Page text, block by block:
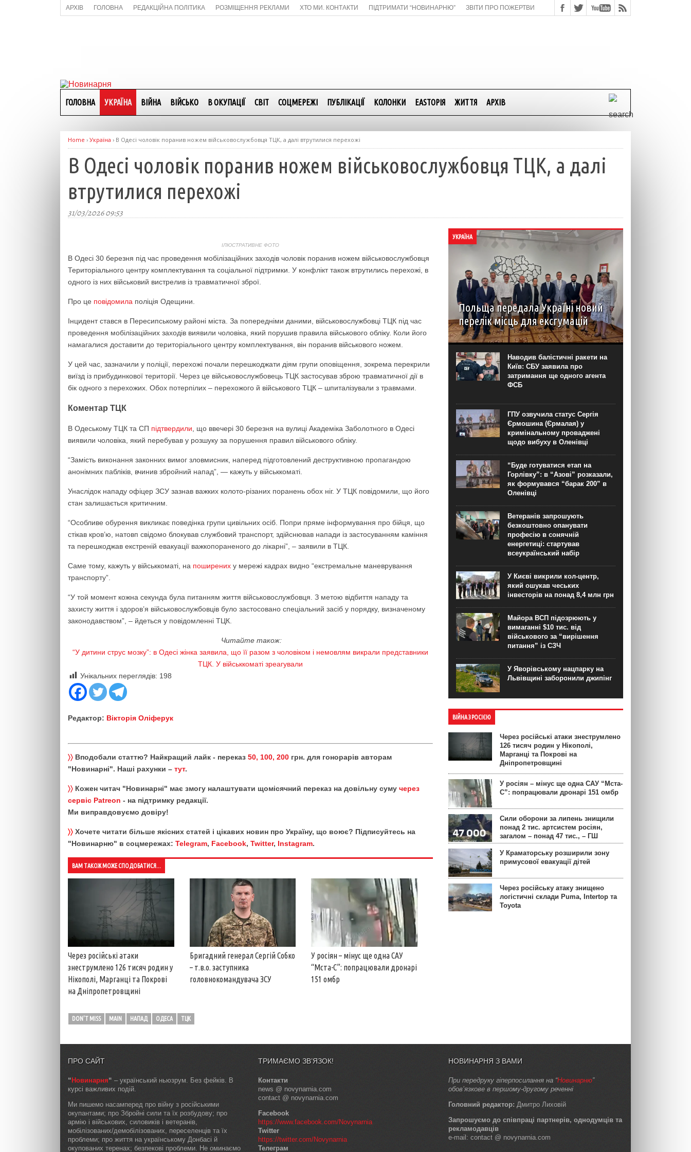
АРХІВ ГОЛОВНА РЕДАКЦІЙНА ПОЛІТИКА РОЗМІЩЕННЯ РЕКЛАМИ ХТО МИ. КОНТАКТИ ПІДТРИМАТИ “НОВИНАРНЮ” ЗВІТИ ПРО ПОЖЕРТВИ
ГОЛОВНА УКРАЇНА ВІЙНА ВІЙСЬКО В ОКУПАЦІЇ СВІТ СОЦМЕРЕЖІ ПУБЛІКАЦІЇ КОЛОНКИ EASTОРІЯ ЖИТТЯ АРХІВ
Home › Україна › В Одесі чоловік поранив ножем військовослужбовця ТЦК, а далі втрутилися перехожі
В Одесі чоловік поранив ножем військовослужбовця ТЦК, а далі
втрутилися перехожі
31/03/2026 09:53
ІЛЮСТРАТИВНЕ ФОТО
В Одесі 30 березня під час проведення мобілізаційних заходів чоловік поранив ножем військовослужбовця
Територіального центру комплектування та соціальної підтримки. У конфлікт також втрутились перехожі, в
одного із них військовий вистрелив із травматичної зброї.
Про це повідомила поліція Одещини.
Інцидент стався в Пересипському районі міста. За попередніми даними, військовослужбовці ТЦК під час
проведення мобілізаційних заходів виявили чоловіка, який порушив правила військового обліку. Коли його
намагалися доставити до територіального центру комплектування, він поранив військового ножем.
У цей час, зазначили у поліції, перехожі почали перешкоджати діям групи оповіщення, зокрема перекрили
виїзд із прибудинкової території. Через це військовослужбовець ТЦК застосував зброю травматичної дії в
бік одного з перехожих. Обох потерпілих – перехожого й військового ТЦК – шпиталізували з травмами.
Коментар ТЦК
В Одеському ТЦК та СП підтвердили , що ввечері 30 березня на вулиці Академіка Заболотного в Одесі
виявили чоловіка, який перебував у розшуку за порушення правил військового обліку.
“Замість виконання законних вимог зловмисник, наперед підготовлений деструктивною пропагандою
анонімних пабліків, вчинив збройний напад”, — кажуть у військкоматі.
Унаслідок нападу офіцер ЗСУ зазнав важких колото-різаних поранень обох ніг. У ТЦК повідомили, що його
стан залишається критичним.
“Особливе обурення викликає поведінка групи цивільних осіб. Попри пряме інформування про бійця, що
стікав кров’ю, натовп свідомо блокував службовий транспорт, здійснював напади із застосуванням каміння
та перешкоджав екстреній евакуації важкопораненого до лікарні”, – заявили в ТЦК.
Саме тому, кажуть у військкоматі, на поширених у мережі кадрах видно “екстремальне маневрування
транспорту”.
“У той момент кожна секунда була питанням життя військовослужбовця. З метою відбиття нападу та
захисту життя і здоров’я військовослужбовців було застосовано спеціальний засіб у порядку, визначеному
законодавством”, – йдеться у повідомленні ТЦК.
Читайте також:
“У дитини струс мозку”: в Одесі жінка заявила, що її разом з чоловіком і немовлям викрали представники
ТЦК. У військкоматі зреагували
Унікальних переглядів: 198
Редактор: Вікторія Оліферук
〉〉 Вподобали статтю? Найкращий лайк - переказ 50, 100, 200 грн. для гонорарів авторам
"Новинарні". Наші рахунки – тут.
〉〉 Кожен читач "Новинарні" має змогу налаштувати щомісячний переказ на довільну суму через
сервіс Patreon - на підтримку редакції.
Ми виправдовуємо довіру!
〉〉 Хочете читати більше якісних статей і цікавих новин про Україну, що воює? Підписуйтесь на
"Новинарню" в соцмережах: Telegram, Facebook, Twitter, Instagram.
ВАМ ТАКОЖ МОЖЕ СПОДОБАТИСЯ...
Через російські атаки
знеструмлено 126 тисяч родин у
Нікополі, Марганці та Покрові
на Дніпропетровщині
Бригадний генерал Сергій Собко
– т.в.о. заступника
головнокомандувача ЗСУ
У росіян – мінус ще одна САУ
“Мста-С”: попрацювали дронарі
151 омбр
DON'T MISS MAIN НАПАД ОДЕСА ТЦК
УКРАЇНА
Польща передала Україні новий
перелік місць для ексгумацій
У Львові 5 серпня пройшло засідання
Українсько-польської робочої групи у справах
гідних поховань, у межах якого Польща
передала перелік місць для проведення
подальших робіт на території України. Про це...
Наводив балістичні ракети на
Київ: СБУ заявила про
затримання ще одного агента
ФСБ
ГПУ озвучила статус Сергія
Єрмошина (Єрмалая) у
кримінальному проваджені
щодо вибуху в Оленівці
“Буде готуватися етап на
Горлівку”: в “Азові” розказали,
як формувався “барак 200” в
Оленівці
Ветеранів запрошують
безкоштовно опанувати
професію в сонячній
енергетиці: стартував
всеукраїнський набір
У Києві викрили кол-центр,
який ошукав чеських
інвесторів на понад 8,4 млн грн
Майора ВСП підозрюють у
вимаганні $10 тис. від
військового за “вирішення
питання” із СЗЧ
У Яворівському нацпарку на
Львівщині заборонили джипінг
ВІЙНА З РОСІЄЮ
Через російські атаки знеструмлено
126 тисяч родин у Нікополі,
Марганці та Покрові на
Дніпропетровщині
У росіян – мінус ще одна САУ “Мста-
С”: попрацювали дронарі 151 омбр
Сили оборони за липень знищили
понад 2 тис. артсистем росіян,
загалом – понад 47 тис., – ГШ
У Краматорську розширили зону
примусової евакуації дітей
Через російську атаку знищено
логістичні склади Puma, Intertop та
Toyota
ПРО САЙТ
“ Новинарня“ – український ньюзрум. Без фейків. В
курсі важливих подій.
Ми пишемо насамперед про війну з російськими
окупантами; про Збройні сили та їх розбудову; про
армію і військових, силовиків і ветеранів,
мобілізованих/демобілізованих, переселенців та їх
проблеми; про життя на українському Донбасі й
окупованих теренах; безпекові проблеми. Не оминаємо
ТРИМАЄМО ЗВ’ЯЗОК!
Контакти
news @ novynarnia.com
contact @ novynarnia.com
Facebook
https://www.facebook.com/Novynarnia
Twitter
https://twitter.com/Novynarnia
Телеграм
НОВИНАРНЯ З ВАМИ
При передруку гіперпосилання на “Новинарню”
обов’язкове в першому-другому реченні
Головний редактор: Дмитро Лиховій
Запрошуємо до співпраці партнерів, однодумців та
рекламодавців
e-mail: contact @ novynarnia.com